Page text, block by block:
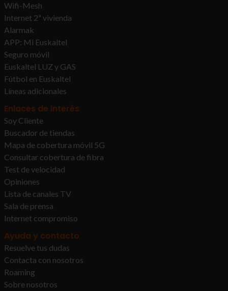
Wifi-Mesh
Internet 2ª vivienda
Alarmak
APP: Mi Euskaltel
Seguro móvil
Euskaltel LUZ y GAS
Fútbol en Euskaltel
Líneas adicionales
Enlaces de interés
Soy Cliente
Buscador de tiendas
Mapa de cobertura móvil 5G
Consultar cobertura de fibra
Test de velocidad
Opiniones
Lista de canales TV
Sala de prensa
Internet compromiso
Ayuda y contacto
Resuelve tus dudas
Contacta con nosotros
Roaming
Sobre nosotros